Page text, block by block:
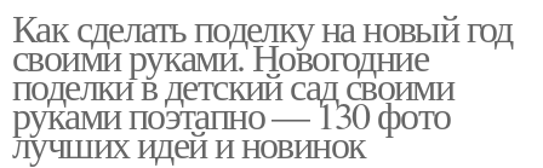
Как сделать поделку на новый год
своими руками. Новогодние
поделки в детский сад своими
руками поэтапно — 130 фото
лучших идей и новинок